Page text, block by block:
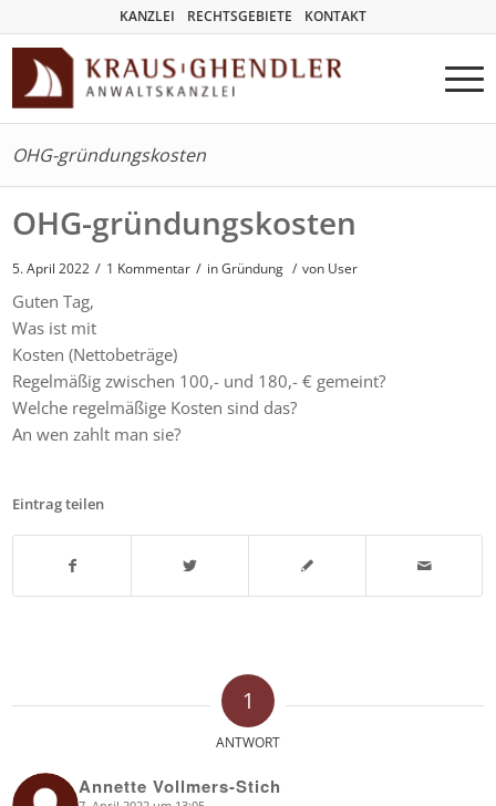
KANZLEI RECHTSGEBIETE KONTAKT
OHG-gründungskosten
OHG-gründungskosten
5. April 2022 / 1 Kommentar / inGründung / von User
Guten Tag,
Was ist mit
Kosten (Nettobeträge)
Regelmäßig zwischen 100,- und 180,- € gemeint?
Welche regelmäßige Kosten sind das?
An wen zahlt man sie?
Eintrag teilen
1
ANTWORT
Annette Vollmers-Stich